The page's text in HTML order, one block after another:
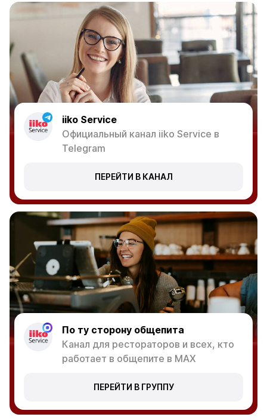
iiko Service
Официальный канал iiko Service в
Telegram
ПЕРЕЙТИ В КАНАЛ
По ту сторону общепита
Канал для рестораторов и всех, кто
работает в общепите в MAX
ПЕРЕЙТИ В ГРУППУ